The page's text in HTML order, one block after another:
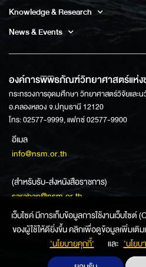
Knowledge & Research
News & Events
องค์การพิพิธภัณฑ์วิทยาศาสตร์แห่ง
กระทรวงการอุดมศึกษา วิทยาศาสตร์วิจัยและ
อ.คลองหลวง จ.ปทุมธานี 12120
โทร: 02577-9999, แฟกซ์ 02577-9900
อีเมล
info@nsm.or.th
(สำหรับรับ-ส่งหนังสือราชการ)
saraban@nsm.or.th
เว็บไซค์ มีการเก็บข้อมูลการใช้งานเว็บไ
ของผู้ใช้ให้ดียิ่งขึ้น คลิกเพื่อดูข้อมูลเพิ่มเติ
‘นโยบายคุกกี้’
และ ‘นโย